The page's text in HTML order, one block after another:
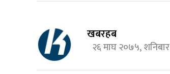
खबरहब
२६ माघ २०७५, शनिबार